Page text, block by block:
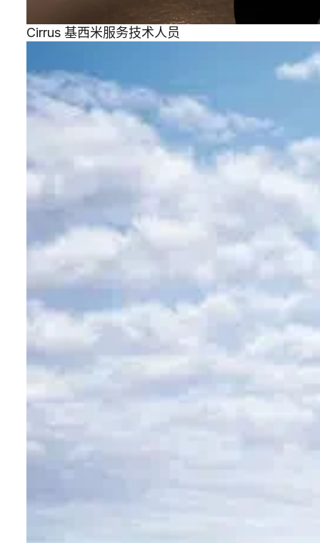
Cirrus 基西米服务技术人员